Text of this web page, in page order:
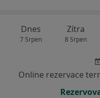
Dnes
7 Srpen
Zítra
8 Srpen
Online rezervace